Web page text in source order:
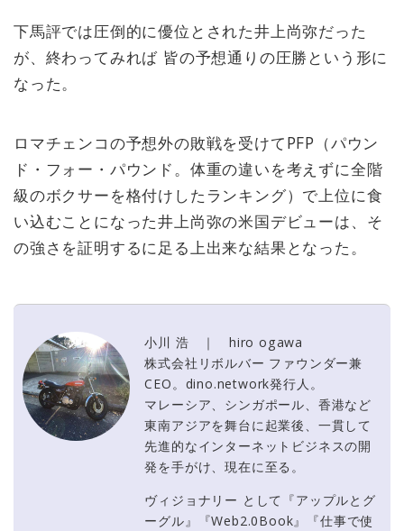
下馬評では圧倒的に優位とされた井上尚弥だった
が、終わってみれば 皆の予想通りの圧勝という形に
なった。
ロマチェンコの予想外の敗戦を受けてPFP（パウン
ド・フォー・パウンド。体重の違いを考えずに全階
級のボクサーを格付けしたランキング）で上位に食
い込むことになった井上尚弥の米国デビューは、そ
の強さを証明するに足る上出来な結果となった。
小川 浩 ｜ hiro ogawa
株式会社リボルバー ファウンダー兼
CEO。dino.network発行人。
マレーシア、シンガポール、香港など
東南アジアを舞台に起業後、一貫して
先進的なインターネットビジネスの開
発を手がけ、現在に至る。
ヴィジョナリー として『アップルとグ
ーグル』『Web2.0Book』『仕事で使